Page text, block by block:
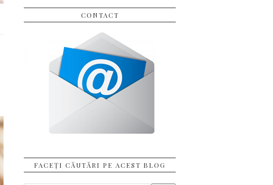
CONTACT
FACEȚI CĂUTĂRI PE ACEST BLOG